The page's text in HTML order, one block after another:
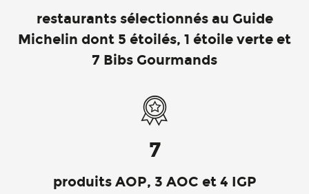
restaurants sélectionnés au Guide
Michelin dont 5 étoilés, 1 étoile verte et
7 Bibs Gourmands
7
produits AOP, 3 AOC et 4 IGP